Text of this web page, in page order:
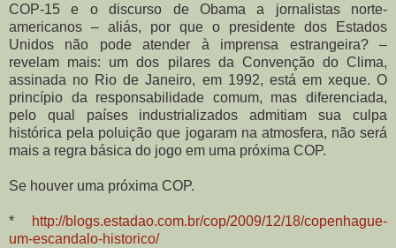
COP-15 e o discurso de Obama a jornalistas norte-
americanos – aliás, por que o presidente dos Estados
Unidos não pode atender à imprensa estrangeira? –
revelam mais: um dos pilares da Convenção do Clima,
assinada no Rio de Janeiro, em 1992, está em xeque. O
princípio da responsabilidade comum, mas diferenciada,
pelo qual países industrializados admitiam sua culpa
histórica pela poluição que jogaram na atmosfera, não será
mais a regra básica do jogo em uma próxima COP.
Se houver uma próxima COP.
*
http://blogs.estadao.com.br/cop/2009/12/18/copenhague-
um-escandalo-historico/